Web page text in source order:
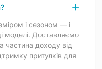
і сезоном — і
моделі. Доставляємо
частина доходу від
притулків для